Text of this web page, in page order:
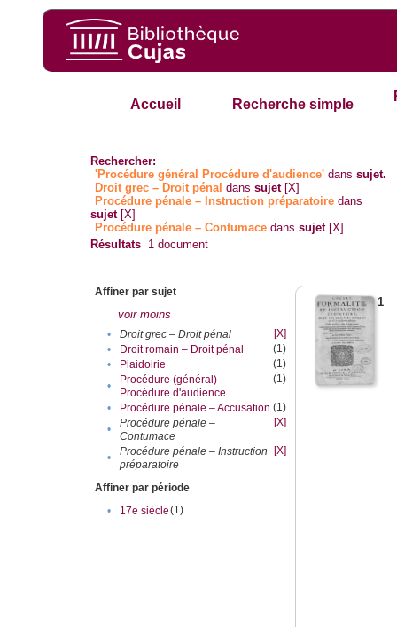
Accueil Recherche simple
Rechercher:
'Procédure général Procédure d'audience' danssujet.
Droit grec – Droit pénal danssujet [X]
Procédure pénale – Instruction préparatoire dans
sujet [X]
Procédure pénale – Contumace danssujet [X]
Résultats 1 document
Affiner par sujet
voir moins
• Droit grec – Droit pénal
[X]
•
Droit romain – Droit pénal
(1)
•
Plaidoirie
(1)
•
Procédure (général) –
Procédure d'audience
(1)
• Procédure pénale – Accusation (1)
•
Procédure pénale –
Contumace
[X]
•
Procédure pénale – Instruction
préparatoire
[X]
Affiner par période
•
17e siècle(1)
1